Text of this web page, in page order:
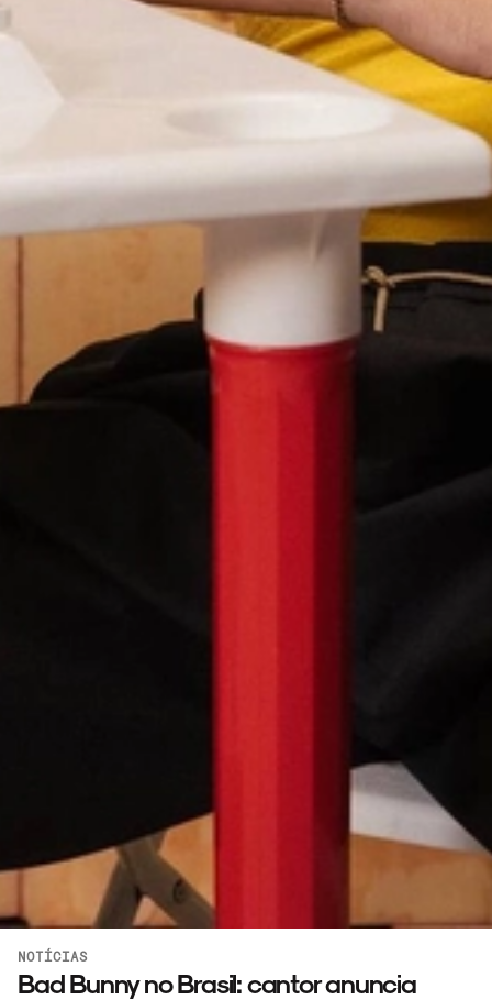
NOTÍCIAS
Bad Bunny no Brasil: cantor anuncia